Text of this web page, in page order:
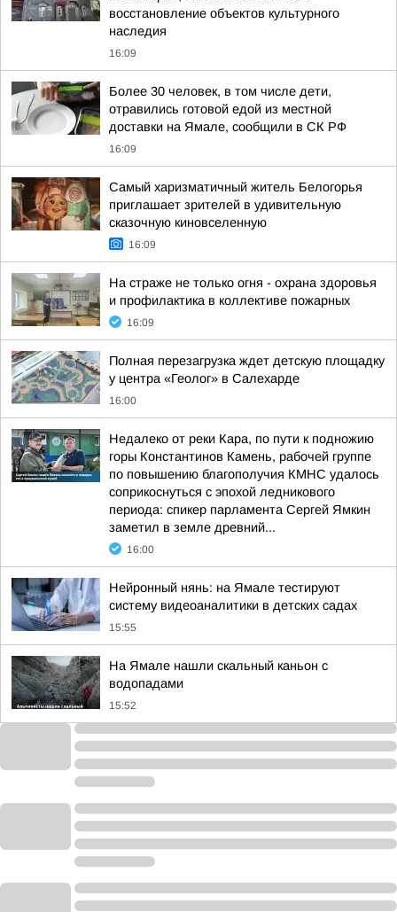
восстановление объектов культурного
наследия
16:09
Более 30 человек, в том числе дети,
отравились готовой едой из местной
доставки на Ямале, сообщили в СК РФ
16:09
Самый харизматичный житель Белогорья
приглашает зрителей в удивительную
сказочную киновселенную
16:09
На страже не только огня - охрана здоровья
и профилактика в коллективе пожарных
16:09
Полная перезагрузка ждет детскую площадку
у центра «Геолог» в Салехарде
16:00
Недалеко от реки Кара, по пути к подножию
горы Константинов Камень, рабочей группе
по повышению благополучия КМНС удалось
соприкоснуться с эпохой ледникового
периода: спикер парламента Сергей Ямкин
заметил в земле древний...
16:00
Нейронный нянь: на Ямале тестируют
систему видеоаналитики в детских садах
15:55
На Ямале нашли скальный каньон с
водопадами
15:52